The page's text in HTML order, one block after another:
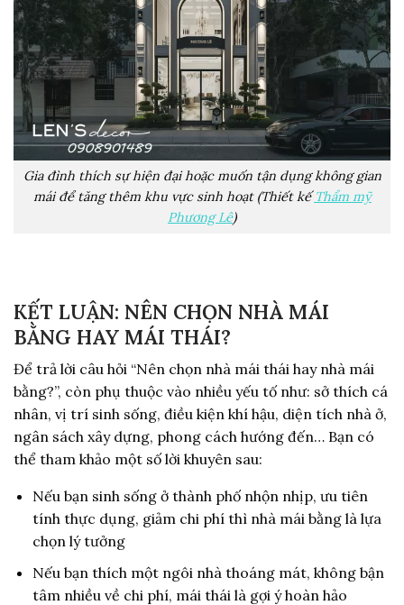
Gia đình thích sự hiện đại hoặc muốn tận dụng không gian
mái để tăng thêm khu vực sinh hoạt (Thiết kếThẩm mỹ
Phương Lê)
KẾT LUẬN: NÊN CHỌN NHÀ MÁI
BẰNG HAY MÁI THÁI?
Để trả lời câu hỏi “Nên chọn nhà mái thái hay nhà mái
bằng?”, còn phụ thuộc vào nhiều yếu tố như: sở thích cá
nhân, vị trí sinh sống, điều kiện khí hậu, diện tích nhà ở,
ngân sách xây dựng, phong cách hướng đến… Bạn có
thể tham khảo một số lời khuyên sau:
Nếu bạn sinh sống ở thành phố nhộn nhịp, ưu tiên
tính thực dụng, giảm chi phí thì nhà mái bằng là lựa
chọn lý tưởng
Nếu bạn thích một ngôi nhà thoáng mát, không bận
tâm nhiều về chi phí, mái thái là gợi ý hoàn hảo